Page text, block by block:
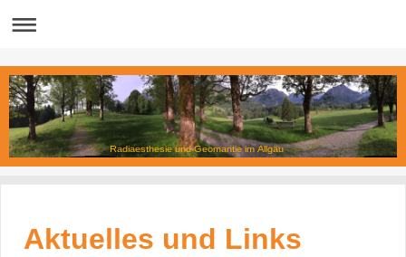
Radiaesthesie und Geomantie im Allgäu
Aktuelles und Links